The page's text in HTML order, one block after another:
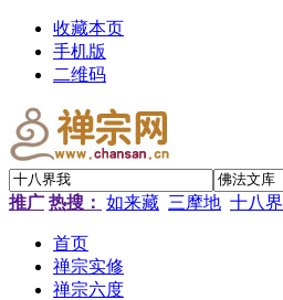
收藏本页
手机版
二维码
推广 热搜： 如来藏 三摩地 十八界
首页
禅宗实修
禅宗六度